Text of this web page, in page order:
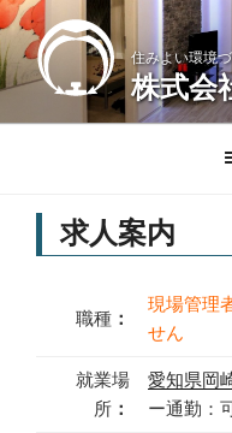
コ
ン
テ
ツ
住みよい環境
株式会
求人案内
職種：
現場管理
せん
就業場
所：
愛知県岡
ー通勤：